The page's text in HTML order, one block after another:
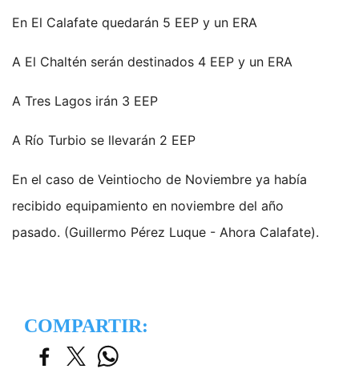
En El Calafate quedarán 5 EEP y un ERA
A El Chaltén serán destinados 4 EEP y un ERA
A Tres Lagos irán 3 EEP
A Río Turbio se llevarán 2 EEP
En el caso de Veintiocho de Noviembre ya había
recibido equipamiento en noviembre del año
pasado. (Guillermo Pérez Luque - Ahora Calafate).
COMPARTIR: